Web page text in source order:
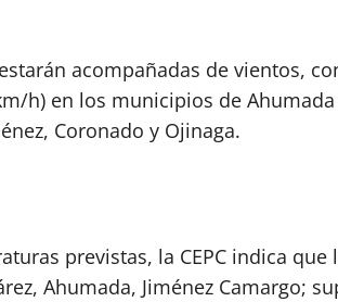
acompañadas de vientos,
h) en los municipios de Ahumada
Coronado y Ojinaga.
previstas, la CEPC indica
Ahumada, Jiménez Camargo;